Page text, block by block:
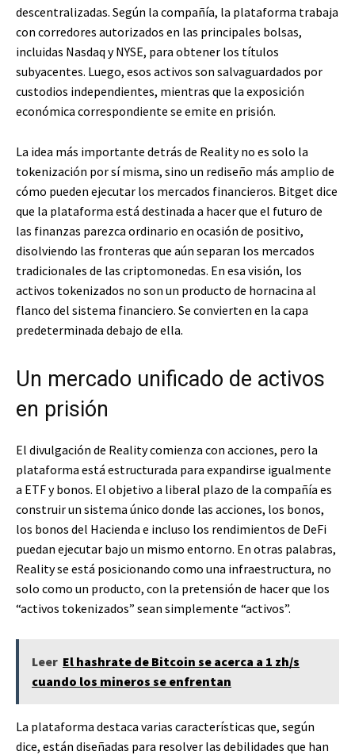
descentralizadas. Según la compañía, la plataforma trabaja
con corredores autorizados en las principales bolsas,
incluidas Nasdaq y NYSE, para obtener los títulos
subyacentes. Luego, esos activos son salvaguardados por
custodios independientes, mientras que la exposición
económica correspondiente se emite en prisión.
La idea más importante detrás de Reality no es solo la
tokenización por sí misma, sino un rediseño más amplio de
cómo pueden ejecutar los mercados financieros. Bitget dice
que la plataforma está destinada a hacer que el futuro de
las finanzas parezca ordinario en ocasión de positivo,
disolviendo las fronteras que aún separan los mercados
tradicionales de las criptomonedas. En esa visión, los
activos tokenizados no son un producto de hornacina al
flanco del sistema financiero. Se convierten en la capa
predeterminada debajo de ella.
Un mercado unificado de activos
en prisión
El divulgación de Reality comienza con acciones, pero la
plataforma está estructurada para expandirse igualmente
a ETF y bonos. El objetivo a liberal plazo de la compañía es
construir un sistema único donde las acciones, los bonos,
los bonos del Hacienda e incluso los rendimientos de DeFi
puedan ejecutar bajo un mismo entorno. En otras palabras,
Reality se está posicionando como una infraestructura, no
solo como un producto, con la pretensión de hacer que los
“activos tokenizados” sean simplemente “activos”.
Leer El hashrate de Bitcoin se acerca a 1 zh/s
cuando los mineros se enfrentan
La plataforma destaca varias características que, según
dice, están diseñadas para resolver las debilidades que han